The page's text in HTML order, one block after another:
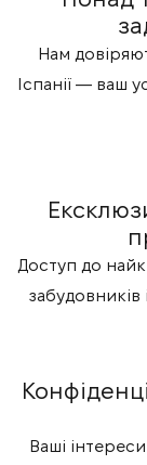
Нам
Іспанії — ваш
Доступ до
забудовників
Ваші